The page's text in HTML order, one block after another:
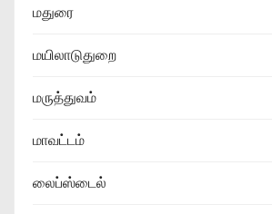
மதுரை
மயிலாடுதுறை
மருத்துவம்
மாவட்டம்
லைப்ஸ்டைல்